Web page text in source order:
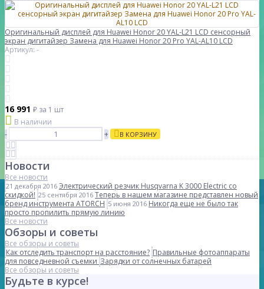
Оригинальный дисплей для Huawei Honor 20 YAL-L21 LCD сенсорный
экран дигитайзер Замена для Huawei Honor 20 Pro YAL-AL10 LCD
Артикул: -
16 991 ₽ за 1 шт
В наличии
-
+ В КОРЗИНУ
Новости
Все новости
21 декабря 2016 Электрический резчик Husqvarna K 3000 Electric со
скидкой! 25 сентября 2016 Теперь в нашем магазине представлен новый
бренд инструмента ATORCH 5 июня 2016 Никогда еще не было так
просто пропилить прямую линию
Все новости
Обзоры и советы
Все обзоры и советы
Как отследить транспорт на расстояние? Правильные фотоаппараты
для повседневной съемки Зарядки от солнечных батарей
Все обзоры и советы
Будьте в курсе!